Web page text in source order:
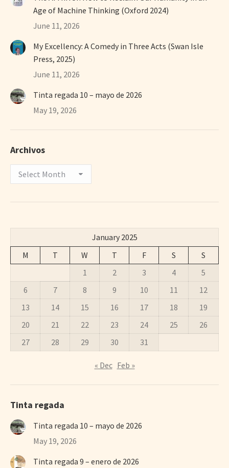
Age of Machine Thinking (Oxford 2024)
June 11, 2026
My Excellency: A Comedy in Three Acts (Swan Isle
Press, 2025)
June 11, 2026
Tinta regada 10 – mayo de 2026
May 19, 2026
Archivos
Archivos
January 2025
M
T W T F S
S
1
2 3 4
5
6
7 8 9 10 11
12
13
14 15 16 17 18
19
20
21 22 23 24 25
26
27
28 29 30 31
« Dec Feb »
Tinta regada
Tinta regada 10 – mayo de 2026
May 19, 2026
Tinta regada 9 – enero de 2026